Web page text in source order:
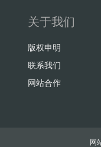
关于我们
版权申明
联系我们
网站合作
网